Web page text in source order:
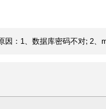
：1、数据库密码不对; 2、